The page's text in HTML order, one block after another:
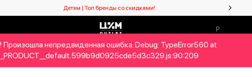
Детям | Топ бренды со скидками!
Детям Home&Gifts Бренды Новый сезон
Произошла непредвиденная ошибка. Debug: TypeError560 at